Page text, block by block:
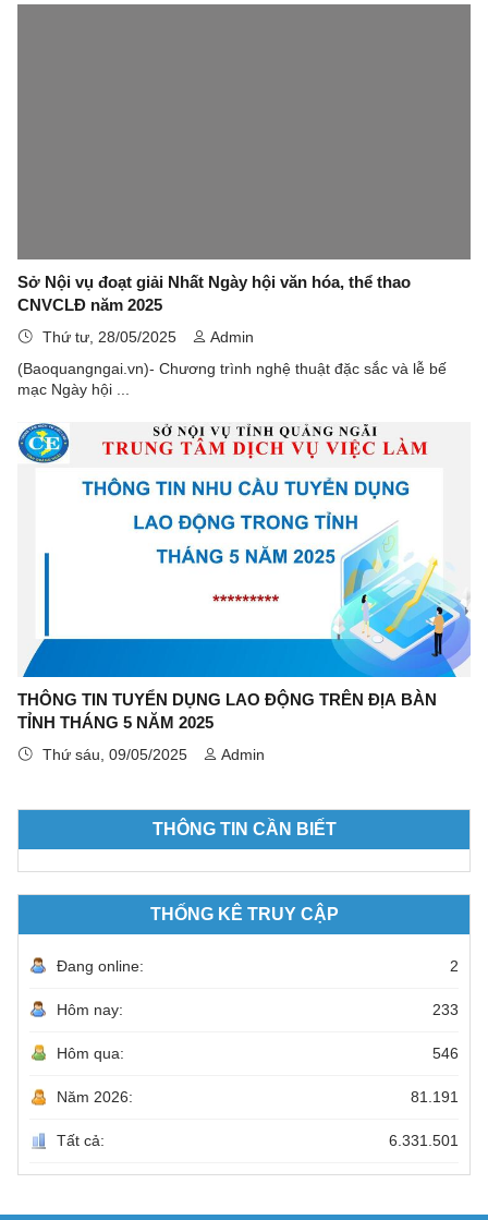
Sở Nội vụ đoạt giải Nhất Ngày hội văn hóa, thể thao
CNVCLĐ năm 2025
Thứ tư, 28/05/2025
Admin
(Baoquangngai.vn)- Chương trình nghệ thuật đặc sắc và lễ bế
mạc Ngày hội ...
THÔNG TIN TUYỂN DỤNG LAO ĐỘNG TRÊN ĐỊA BÀN
TỈNH THÁNG 5 NĂM 2025
Thứ sáu, 09/05/2025 Admin
THÔNG TIN CẦN BIẾT
THỐNG KÊ TRUY CẬP
Đang online: 2
Hôm nay: 233
Hôm qua: 546
Năm 2026: 81.191
Tất cả: 6.331.501